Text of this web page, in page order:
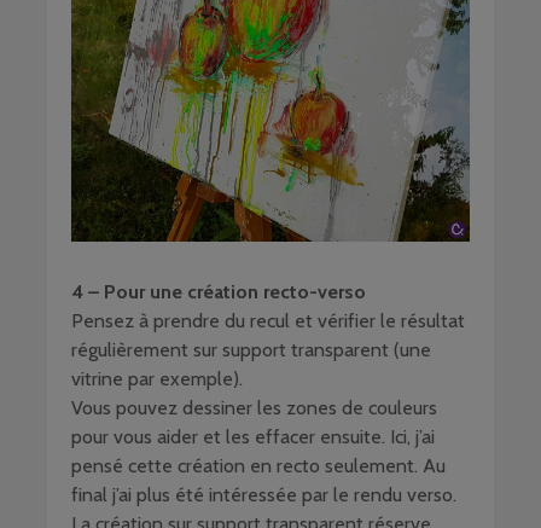
4 – Pour une création recto-verso
Pensez à prendre du recul et vérifier le résultat
régulièrement sur support transparent (une
vitrine par exemple).
Vous pouvez dessiner les zones de couleurs
pour vous aider et les effacer ensuite. Ici, j’ai
pensé cette création en recto seulement. Au
final j’ai plus été intéressée par le rendu verso.